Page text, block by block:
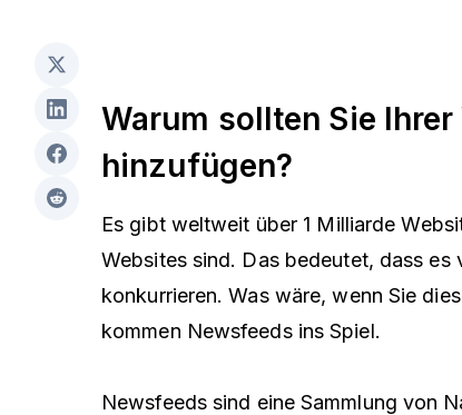
Warum sollten Sie
hinzufügen?
Es gibt weltweit über 1 Milliarde
Websites sind. Das bedeutet, dass
konkurrieren. Was wäre, wenn Sie
kommen Newsfeeds ins Spiel.
Newsfeeds sind eine Sammlung von